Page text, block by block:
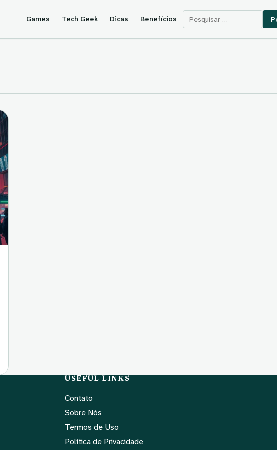
Games Tech Geek Dicas Benefícios Pesquisar por:
USEFUL LINKS
Contato
Sobre Nós
Termos de Uso
Política de Privacidade